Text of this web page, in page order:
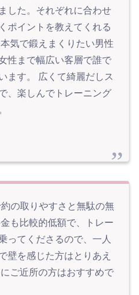
した。それぞれに合わせ
ポイントを教えてくれる
気で鍛えまくりたい男性
性まで幅広い客層で誰で
ます。 広くて綺麗だしス
、楽しんでトレーニング
の取りやすさと無駄の無
も比較的低額で、トレー
ってくださるので、一人
壁を感じた方はとりあえ
ご近所の方はおすすめで